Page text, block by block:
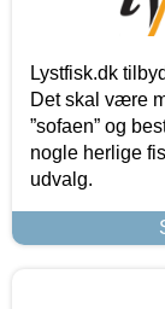
Lystfisk.dk
Det skal være
”sofaen” og
nogle herlige
udvalg.